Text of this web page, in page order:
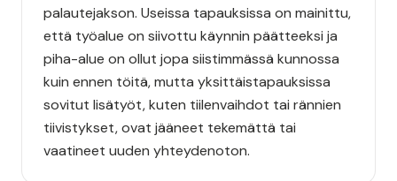
palautejakson. Useissa tapauksissa on mainittu,
että työalue on siivottu käynnin päätteeksi ja
piha-alue on ollut jopa siistimmässä kunnossa
kuin ennen töitä, mutta yksittäistapauksissa
sovitut lisätyöt, kuten tiilenvaihdot tai rännien
tiivistykset, ovat jääneet tekemättä tai
vaatineet uuden yhteydenoton.